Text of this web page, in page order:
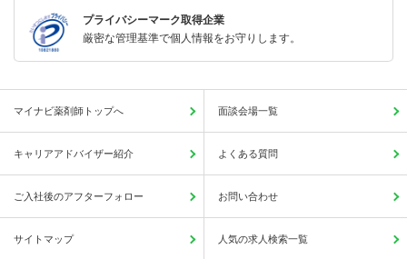
プライバシーマーク取得企業
厳密な管理基準で個人情報をお守りします。
マイナビ薬剤師トップへ 面談会場一覧
キャリアアドバイザー紹介 よくある質問
ご入社後のアフターフォロー お問い合わせ
サイトマップ 人気の求人検索一覧